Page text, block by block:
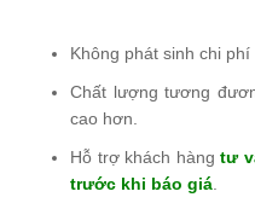
Không phát sinh chi phí
Chất lượng tương
cao hơn.
Hỗ trợ khách hàngtư
trước khi báo giá